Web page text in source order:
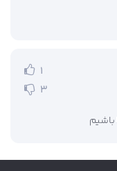
1
3
باشیم